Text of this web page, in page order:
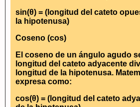
sin(θ) = (longitud del cateto
la hipotenusa)
Coseno (cos)
El coseno de un ángulo agudo
longitud del cateto adyacente
longitud de la hipotenusa.
expresa como:
cos(θ) = (longitud del cateto